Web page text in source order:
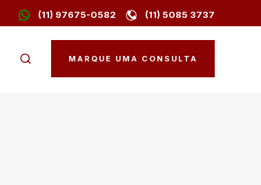
(11) 5085 3737
(11) 97675-0582
MARQUE UMA CONSULTA